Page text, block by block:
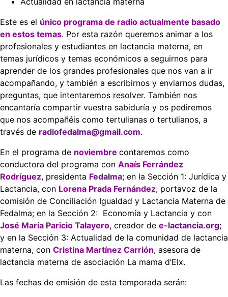
Este es el único programa de radio actualmente basado
en estos temas. Por esta razón queremos animar a los
profesionales y estudiantes en lactancia materna, en
temas jurídicos y temas económicos a seguirnos para
aprender de los grandes profesionales que nos van a ir
acompañando, y también a escribirnos y enviarnos dudas,
preguntas, que intentaremos resolver. También nos
encantaría compartir vuestra sabiduría y os pediremos
que nos acompañéis como tertulianas o tertulianos, a
través de radiofedalma@gmail.com.
En el programa de noviembre contaremos como
conductora del programa con Anaís Ferrández
Rodríguez, presidenta Fedalma; en la Sección 1: Jurídica y
Lactancia, con Lorena Prada Fernández, portavoz de la
comisión de Conciliación Igualdad y Lactancia Materna de
Fedalma; en la Sección 2: Economía y Lactancia y con
José María Paricio Talayero, creador de e-lactancia.org;
y en la Sección 3: Actualidad de la comunidad de lactancia
materna, con Cristina Martínez Carrión, asesora de
lactancia materna de asociación La mama d’Elx.
Las fechas de emisión de esta temporada serán: